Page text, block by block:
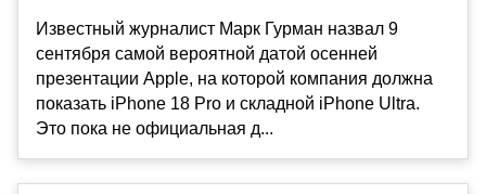
Известный журналист Марк Гурман назвал 9
сентября самой вероятной датой осенней
презентации Apple, на которой компания должна
показать iPhone 18 Pro и складной iPhone Ultra.
Это пока не официальная д...